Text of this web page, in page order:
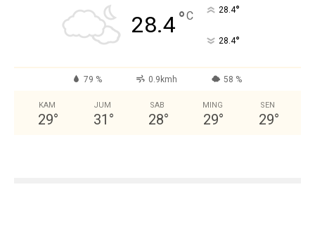
28.4°C 28.4°
28.4°
79 % 0.9kmh 58 %
KAM
29°
JUM
31 °
SAB
28°
MING
29°
SEN
29°